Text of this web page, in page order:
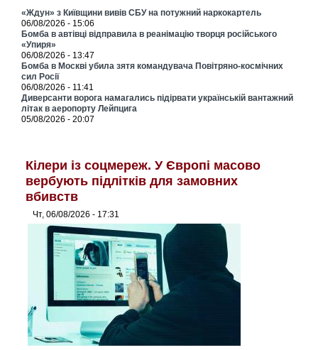
«Ждун» з Київщини вивів СБУ на потужний наркокартель
06/08/2026 - 15:06
Бомба в автівці відправила в реанімацію творця російського
«Упиря»
06/08/2026 - 13:47
Бомба в Москві убила зятя командувача Повітряно-космічних
сил Росії
06/08/2026 - 11:41
Диверсанти ворога намагались підірвати українській вантажний
літак в аеропорту Лейпцига
05/08/2026 - 20:07
Кілери із соцмереж. У Європі масово
вербують підлітків для замовних
вбивств
Чт, 06/08/2026 - 17:31